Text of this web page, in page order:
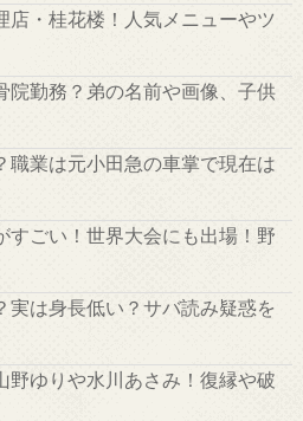
店・桂花楼！人気メニューやツ
院勤務？弟の名前や画像、子供
職業は元小田急の車掌で現在は
すごい！世界大会にも出場！野
実は身長低い？サバ読み疑惑を
野ゆりや水川あさみ！復縁や破